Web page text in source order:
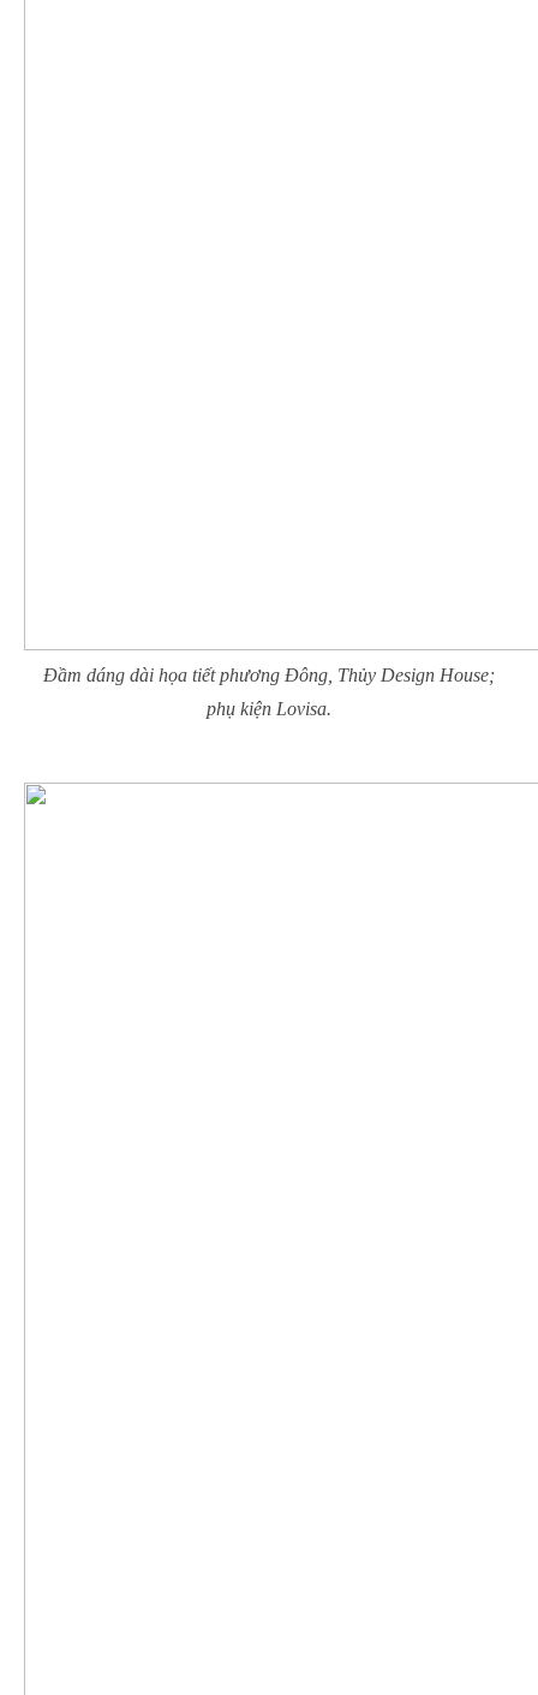
Đầm dáng dài họa tiết phương Đông, Thủy Design House;
phụ kiện Lovisa.